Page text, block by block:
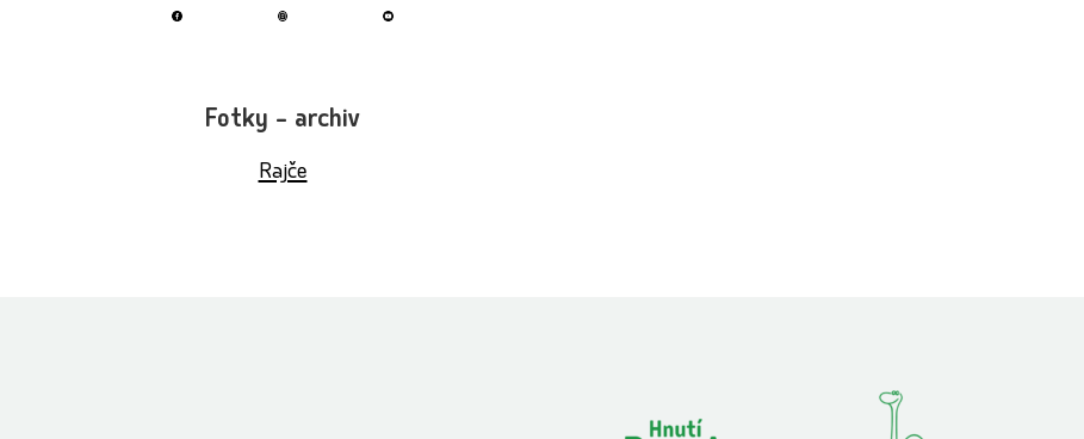
Fotky – archiv
Rajče